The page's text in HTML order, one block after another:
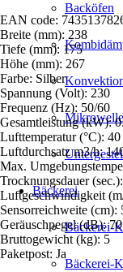
Backöfen
Bäckerei
Bäckerei-
Bäckerei-
EAN code:
Breite (mm): 238
Tiefe (mm): 175
Höhe (mm): 267
Farbe: Silber
Spannung (Volt): 230
Frequenz (Hz): 50/60
Gesamtleistung (kW):
Lufttemperatur (°C): 40
Luftdurchsatz m3/h:
Max.
Trocknungsdauer
Luftgeschwindigkeit
Sensorreichweite (cm):
Geräuschpegel (dB): 70
Bruttogewicht (kg): 5
Paketpost: Ja